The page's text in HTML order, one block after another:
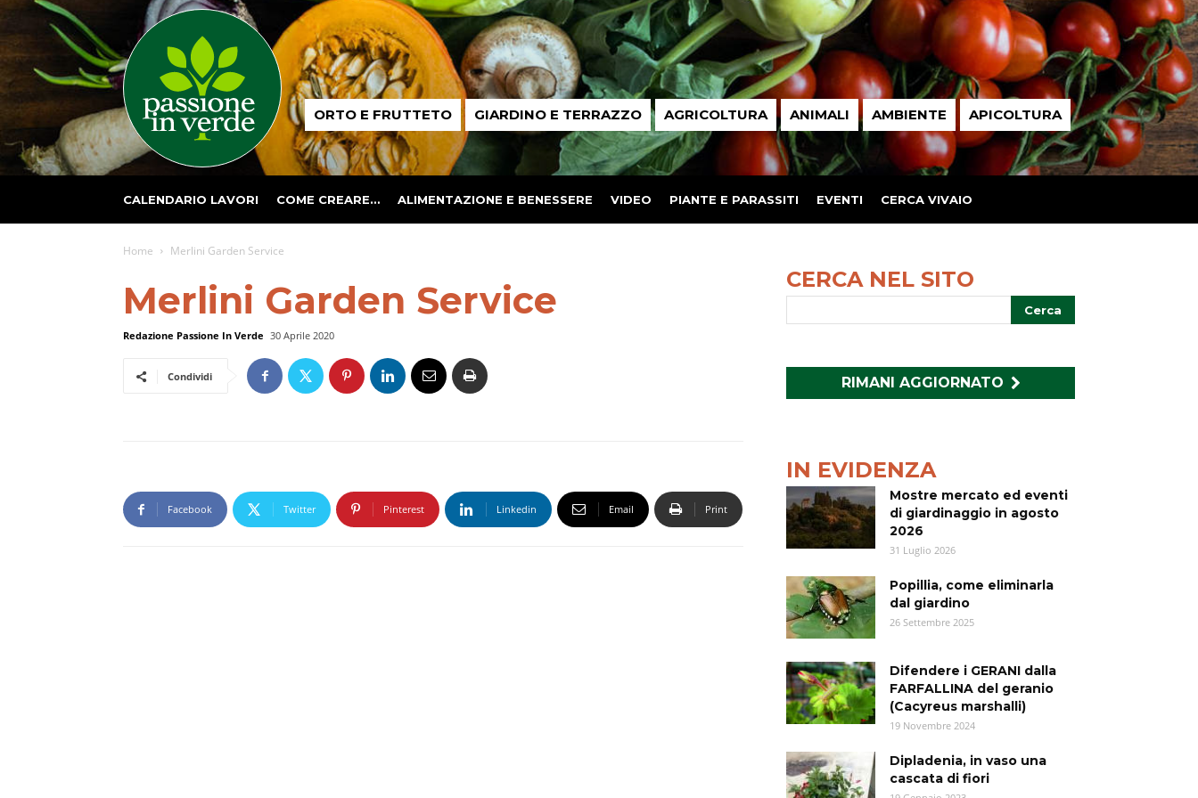
Passione
in ORTO E FRUTTETO GIARDINO E TERRAZZO AGRICOLTURA ANIMALI AMBIENTE APICOLTURA
CALENDARIO LAVORI COME CREARE… ALIMENTAZIONE E BENESSERE VIDEO PIANTE E PARASSITI EVENTI CERCA VIVAIO
Home Merlini Garden Service
Merlini Garden Service
Redazione Passione In Verde 30 Aprile 2020
Condividi
Facebook Twitter Pinterest Linkedin Email Print
CERCA NEL SITO
RIMANI AGGIORNATO
IN EVIDENZA
Mostre mercato ed eventi
di giardinaggio in agosto
2026
31 Luglio 2026
Popillia, come eliminarla
dal giardino
26 Settembre 2025
Difendere i GERANI dalla
FARFALLINA del geranio
(Cacyreus marshalli)
19 Novembre 2024
Dipladenia, in vaso una
cascata di fiori